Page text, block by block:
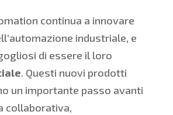
continua a innovare
industriale, e
di essere il loro
. Questi nuovi prodotti
un importante passo avanti
collaborativa,